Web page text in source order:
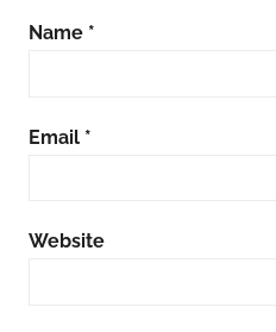
Name *
Email *
Website